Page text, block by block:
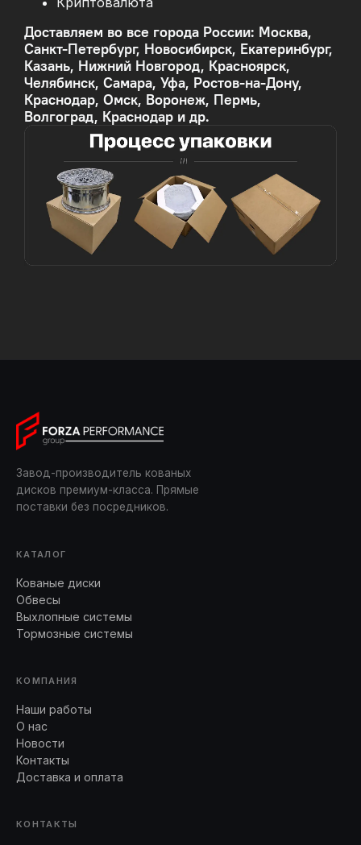
Доставляем во все города России: Москва,
Санкт-Петербург, Новосибирск, Екатеринбург,
Казань, Нижний Новгород, Красноярск,
Челябинск, Самара, Уфа, Ростов-на-Дону,
Краснодар, Омск, Воронеж, Пермь,
Волгоград, Краснодар и др.
Завод-производитель кованых
дисков премиум-класса. Прямые
поставки без посредников.
КАТАЛОГ
Кованые диски
Обвесы
Выхлопные системы
Тормозные системы
КОМПАНИЯ
Наши работы
О нас
Новости
Контакты
Доставка и оплата
КОНТАКТЫ